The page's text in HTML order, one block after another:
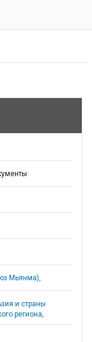
Мьянма),
и страны
региона,